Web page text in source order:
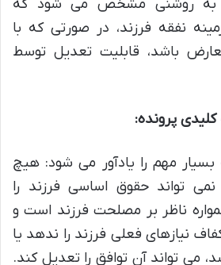
به روشنی مشخص می شود که
نفقه فرزند، در صورتی که با
باشد، قابلیت تعدیل توسط
پرونده:
مهم را یادآور می شود: هیچ
نمی تواند حقوق اساسی فرزند را
ناظر بر مصلحت فرزند است و
نیازهای فعلی فرزند را ندهد یا
می تواند آن توافق را تعدیل کند.